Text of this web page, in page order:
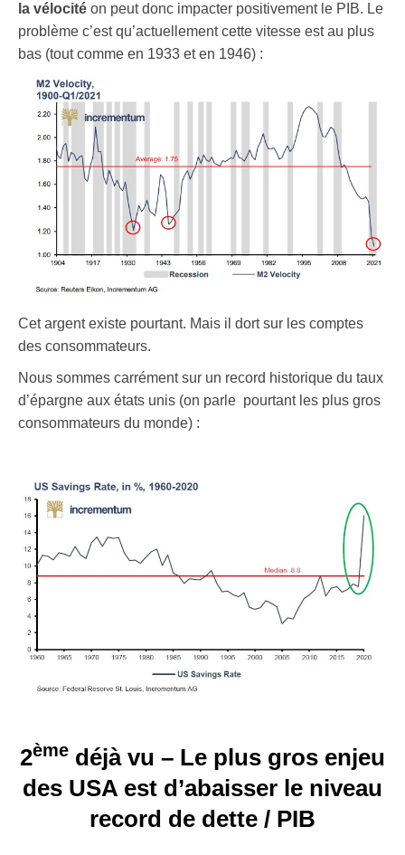
la vélocité on peut donc impacter positivement le PIB. Le
problème c’est qu’actuellement cette vitesse est au plus
bas (tout comme en 1933 et en 1946) :
Cet argent existe pourtant. Mais il dort sur les comptes
des consommateurs.
Nous sommes carrément sur un record historique du taux
d’épargne aux états unis (on parle pourtant les plus gros
consommateurs du monde) :
2ème déjà vu – Le plus gros enjeu
des USA est d’abaisser le niveau
record de dette / PIB